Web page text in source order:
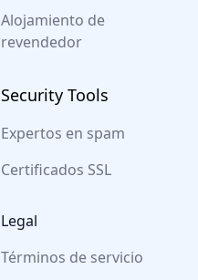
Alojamiento de
revendedor
Security Tools
Expertos en spam
Certificados SSL
Legal
Términos de servicio